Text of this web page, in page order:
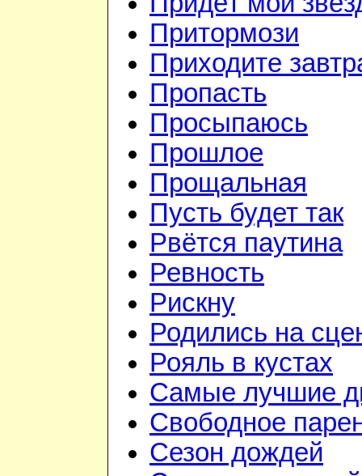
Притормози
Приходите
Пропасть
Просыпаюсь
Прошлое
Прощальная
Пусть будет так
Рвётся паутина
Ревность
Рискну
Родились на
Рояль в кустах
Самые лучшие
Свободное
Сезон дождей